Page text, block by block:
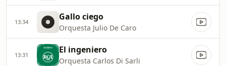
13:34 Gallo ciego
Orquesta Julio De Caro
13:31 El ingeniero
Orquesta Carlos Di Sarli